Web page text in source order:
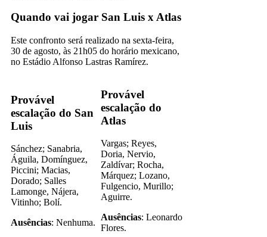
Quando vai jogar San Luis x Atlas
Este confronto será realizado na sexta-feira,
30 de agosto, às 21h05 do horário mexicano,
no Estádio Alfonso Lastras Ramírez.
Provável
escalação do San
Luis
Sánchez; Sanabria,
Águila, Domínguez,
Piccini; Macias,
Dorado; Salles
Lamonge, Nájera,
Vitinho; Bolí.
Ausências: Nenhuma.
Provável
escalação do
Atlas
Vargas; Reyes,
Doria, Nervio,
Zaldívar; Rocha,
Márquez; Lozano,
Fulgencio, Murillo;
Aguirre.
Ausências: Leonardo
Flores.